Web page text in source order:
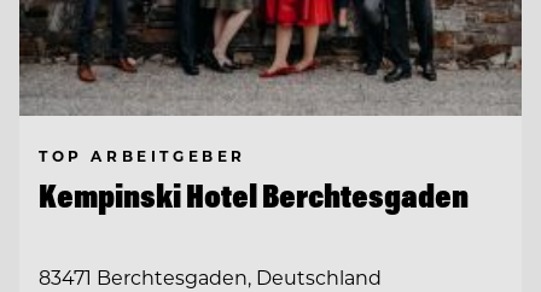
TOP ARBEITGEBER
Kempinski Hotel Berchtesgaden
83471 Berchtesgaden, Deutschland